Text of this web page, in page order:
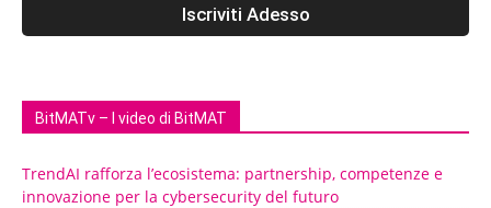
BitMATv – I video di BitMAT
TrendAI rafforza l’ecosistema: partnership, competenze e
innovazione per la cybersecurity del futuro